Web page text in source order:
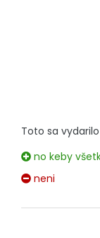
Toto sa vydarilo
no keby
neni